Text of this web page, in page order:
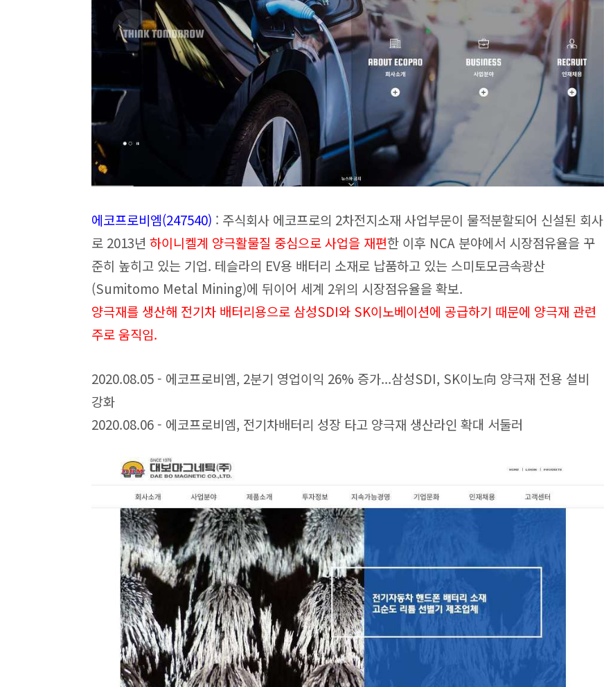
에코프로비엠(247540) : 주식회사 에코프로의 2차전지소재 사업부문이 물적분할되어 신설된 회사
로 2013년 하이니켈계 양극활물질 중심으로 사업을 재편한 이후 NCA 분야에서 시장점유율을 꾸
준히 높히고 있는 기업. 테슬라의 EV용 배터리 소재로 납품하고 있는 스미토모금속광산
(Sumitomo Metal Mining)에 뒤이어 세계 2위의 시장점유율을 확보.
양극재를 생산해 전기차 배터리용으로 삼성SDI와 SK이노베이션에 공급하기 때문에 양극재 관련
주로 움직임.
2020.08.05 - 에코프로비엠, 2분기 영업이익 26% 증가...삼성SDI, SK이노向 양극재 전용 설비
강화
2020.08.06 - 에코프로비엠, 전기차배터리 성장 타고 양극재 생산라인 확대 서둘러